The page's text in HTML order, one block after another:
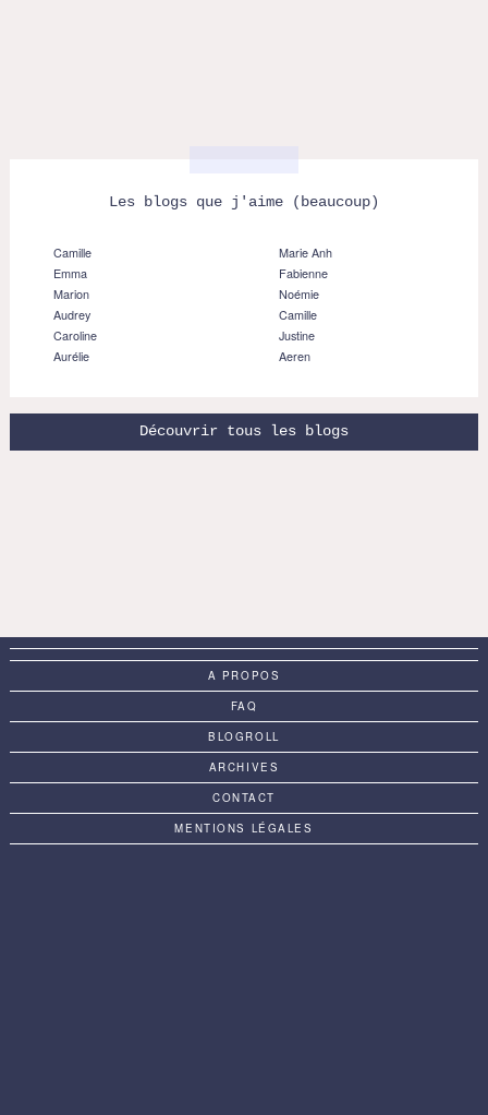
Les blogs que j'aime (beaucoup)
Camille
Emma
Marion
Audrey
Caroline
Aurélie
Marie Anh
Fabienne
Noémie
Camille
Justine
Aeren
Découvrir tous les blogs
A PROPOS
FAQ
BLOGROLL
ARCHIVES
CONTACT
MENTIONS LÉGALES